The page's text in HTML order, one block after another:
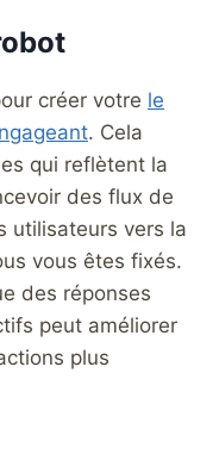
créer votre le
. Cela
qui reflètent la
des flux de
utilisateurs vers la
vous êtes fixés.
des réponses
peut améliorer
plus